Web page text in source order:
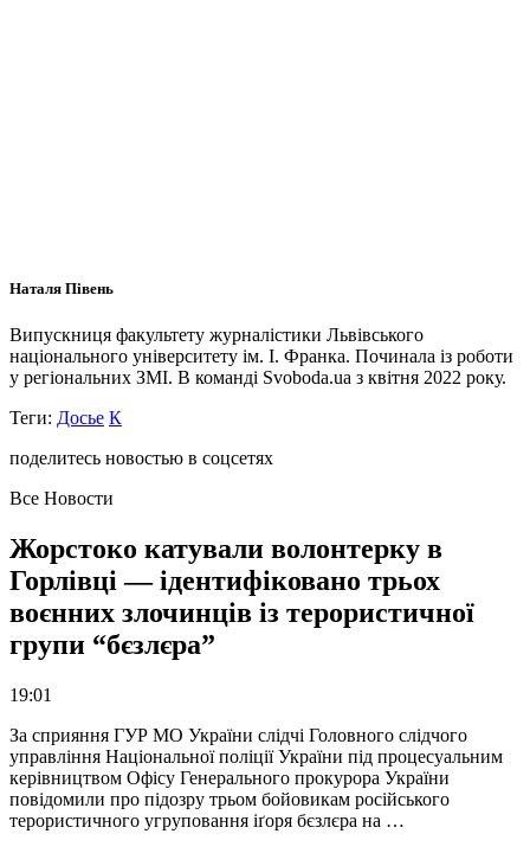
Наталя Півень
Випускниця факультету журналістики Львівського
національного університету ім. І. Франка. Починала із роботи
у регіональних ЗМІ. В команді Svoboda.ua з квітня 2022 року.
Теги: Досье К
поделитесь новостью в соцсетях
Все Новости
Жорстоко катували волонтерку в
Горлівці — ідентифіковано трьох
воєнних злочинців із терористичної
групи “бєзлєра”
19:01
За сприяння ГУР МО України слідчі Головного слідчого
управління Національної поліції України під процесуальним
керівництвом Офісу Генерального прокурора України
повідомили про підозру трьом бойовикам російського
терористичного угруповання іґоря бєзлєра на …